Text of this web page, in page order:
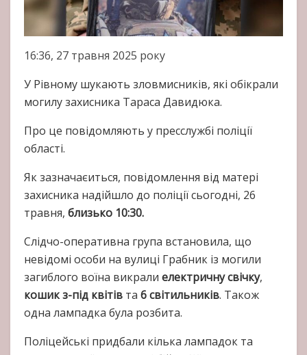
16:36, 27 травня 2025 року
У Рівному шукають зловмисників, які обікрали
могилу захисника Тараса Давидюка.
Про це повідомляють у пресслужбі поліції
області.
Як зазначаєиться, повідомлення від матері
захисника надійшло до поліції сьогодні, 26
травня, близько 10:30.
Слідчо-оперативна група встановила, що
невідомі особи на вулиці Грабник із могили
загиблого воїна викрали електричну свічку,
кошик з-під квітів та 6 світильників. Також
одна лампадка була розбита.
Поліцейські придбали кілька лампадок та